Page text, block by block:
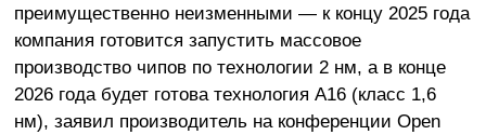
преимущественно неизменными — к концу 2025 года
компания готовится запустить массовое
производство чипов по технологии 2 нм, а в конце
2026 года будет готова технология A16 (класс 1,6
нм), заявил производитель на конференции Open